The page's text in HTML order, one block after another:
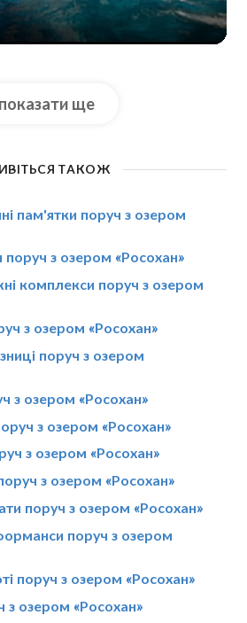
показати ще
ТАКОЖ
пам'ятки поруч з озером
з озером «Росохан»
комплекси поруч з озером
з озером «Росохан»
поруч з озером
з озером «Росохан»
з озером «Росохан»
з озером «Росохан»
з озером «Росохан»
поруч з озером «Росохан»
поруч з озером
поруч з озером «Росохан»
з озером «Росохан»